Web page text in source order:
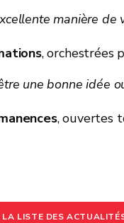
manière de
, orchestrées
une bonne idée
, ouvertes
LA LISTE DES